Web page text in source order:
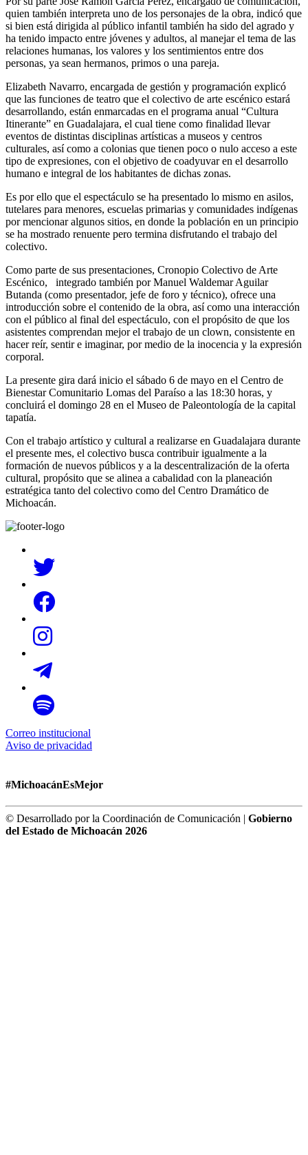
quien también interpreta uno de los personajes de la obra, indicó que
si bien está dirigida al público infantil también ha sido del agrado y
ha tenido impacto entre jóvenes y adultos, al manejar el tema de las
relaciones humanas, los valores y los sentimientos entre dos
personas, ya sean hermanos, primos o una pareja.
Elizabeth Navarro, encargada de gestión y programación explicó
que las funciones de teatro que el colectivo de arte escénico estará
desarrollando, están enmarcadas en el programa anual “Cultura
Itinerante” en Guadalajara, el cual tiene como finalidad llevar
eventos de distintas disciplinas artísticas a museos y centros
culturales, así como a colonias que tienen poco o nulo acceso a este
tipo de expresiones, con el objetivo de coadyuvar en el desarrollo
humano e integral de los habitantes de dichas zonas.
Es por ello que el espectáculo se ha presentado lo mismo en asilos,
tutelares para menores, escuelas primarias y comunidades indígenas
por mencionar algunos sitios, en donde la población en un principio
se ha mostrado renuente pero termina disfrutando el trabajo del
colectivo.
Como parte de sus presentaciones, Cronopio Colectivo de Arte
Escénico, integrado también por Manuel Waldemar Aguilar
Butanda (como presentador, jefe de foro y técnico), ofrece una
introducción sobre el contenido de la obra, así como una interacción
con el público al final del espectáculo, con el propósito de que los
asistentes comprendan mejor el trabajo de un clown, consistente en
hacer reír, sentir e imaginar, por medio de la inocencia y la expresión
corporal.
La presente gira dará inicio el sábado 6 de mayo en el Centro de
Bienestar Comunitario Lomas del Paraíso a las 18:30 horas, y
concluirá el domingo 28 en el Museo de Paleontología de la capital
tapatía.
Con el trabajo artístico y cultural a realizarse en Guadalajara durante
el presente mes, el colectivo busca contribuir igualmente a la
formación de nuevos públicos y a la descentralización de la oferta
cultural, propósito que se alinea a cabalidad con la planeación
estratégica tanto del colectivo como del Centro Dramático de
Michoacán.
Correo institucional
Aviso de privacidad
#MichoacánEsMejor
© Desarrollado por la Coordinación de Comunicación | Gobierno
del Estado de Michoacán 2026